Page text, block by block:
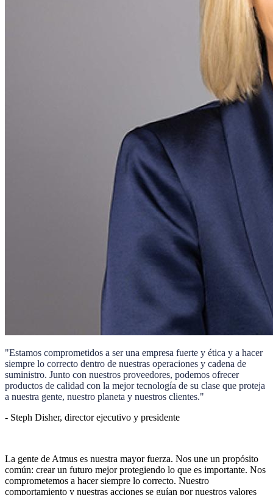
"Estamos comprometidos a ser una empresa fuerte y ética y a hacer
siempre lo correcto dentro de nuestras operaciones y cadena de
suministro. Junto con nuestros proveedores, podemos ofrecer
productos de calidad con la mejor tecnología de su clase que proteja
a nuestra gente, nuestro planeta y nuestros clientes."
- Steph Disher, director ejecutivo y presidente
La gente de Atmus es nuestra mayor fuerza. Nos une un propósito
común: crear un futuro mejor protegiendo lo que es importante. Nos
comprometemos a hacer siempre lo correcto. Nuestro
comportamiento y nuestras acciones se guían por nuestros valores